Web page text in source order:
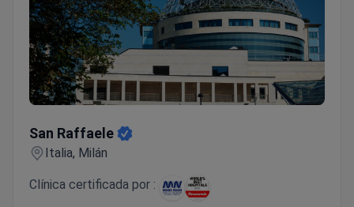
San Raffaele
Italia, Milán
Clínica certificada por :